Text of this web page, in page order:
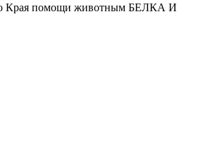
Края помощи животным БЕЛКА И